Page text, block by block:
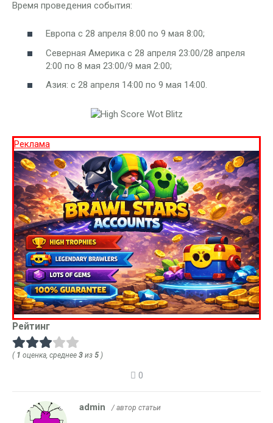
Время проведения события:
Европа с 28 апреля 8:00 по 9 мая 8:00;
Северная Америка с 28 апреля 23:00/28 апреля
2:00 по 8 мая 23:00/9 мая 2:00;
Азия: с 28 апреля 14:00 по 9 мая 14:00.
Реклама
Рейтинг
( 1 оценка, среднее 3 из 5 )
0
admin / автор статьи